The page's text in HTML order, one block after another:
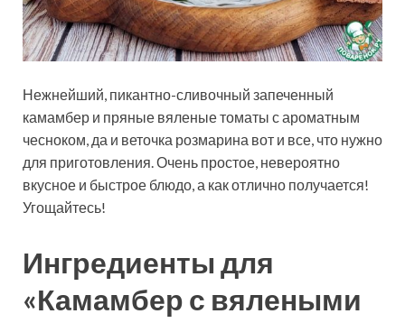
Нежнейший, пикантно-сливочный запеченный
камамбер и пряные вяленые томаты с ароматным
чесноком, да и веточка розмарина вот и все, что нужно
для приготовления. Очень простое, невероятно
вкусное и быстрое блюдо, а как отлично получается!
Угощайтесь!
Ингредиенты для
«Камамбер с вялеными